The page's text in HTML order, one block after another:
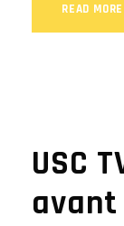
READ MORE
USC